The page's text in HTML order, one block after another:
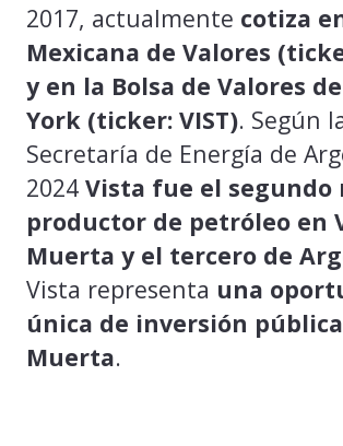
2017, actualmente cotiza
Mexicana de Valores
y en la Bolsa de Valores
York (ticker: VIST). Según
Secretaría de Energía de
2024 Vista fue el segundo
productor de petróleo en
Muerta y el tercero de
Vista representa una
única de inversión
Muerta.